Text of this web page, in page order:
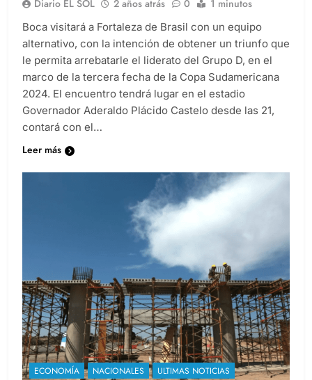
Diario EL SOL 2 años atrás 0 1 minutos
Boca visitará a Fortaleza de Brasil con un equipo
alternativo, con la intención de obtener un triunfo que
le permita arrebatarle el liderato del Grupo D, en el
marco de la tercera fecha de la Copa Sudamericana
2024. El encuentro tendrá lugar en el estadio
Governador Aderaldo Plácido Castelo desde las 21,
contará con el…
Leer más
ECONOMÍA NACIONALES ULTIMAS NOTICIAS